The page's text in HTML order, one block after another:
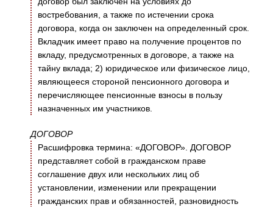
востребования, а также по истечении срока
договора, когда он заключен на определенный срок.
Вкладчик имеет право на получение процентов по
вкладу, предусмотренных в договоре, а также на
тайну вклада; 2) юридическое или физическое лицо,
являющееся стороной пенсионного договора и
перечисляющее пенсионные взносы в пользу
назначенных им участников.
ДОГОВОР
Расшифровка термина: «ДОГОВОР». ДОГОВОР
представляет собой в гражданском праве
соглашение двух или нескольких лиц об
установлении, изменении или прекращении
гражданских прав и обязанностей, разновидность